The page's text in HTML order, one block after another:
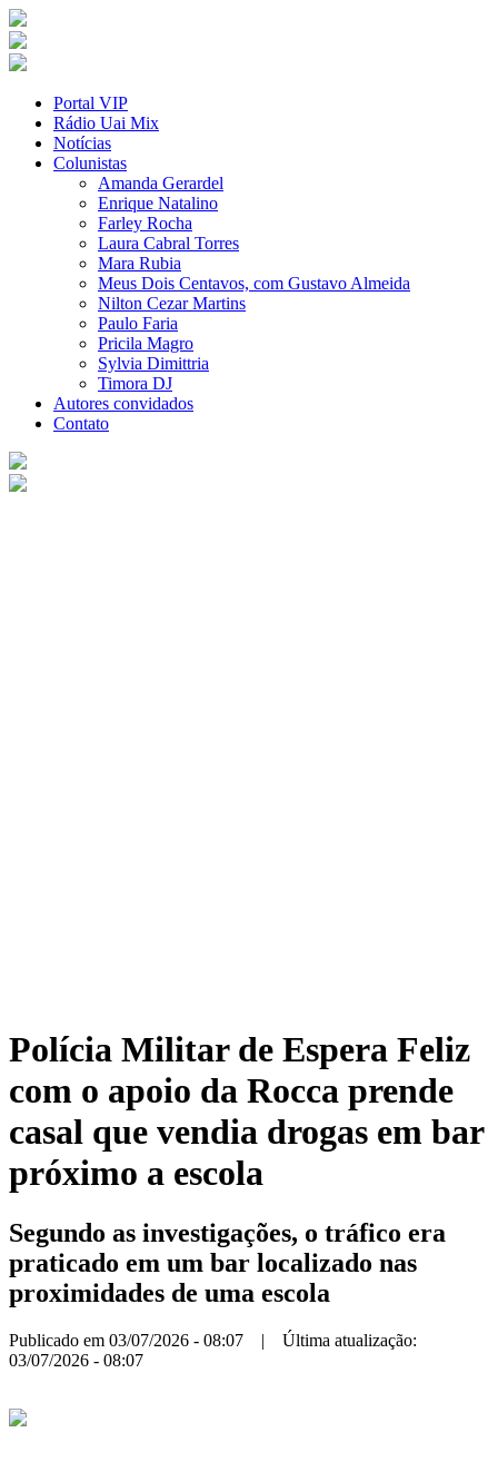
Portal VIP
Rádio Uai Mix
Notícias
Colunistas
Amanda Gerardel
Enrique Natalino
Farley Rocha
Laura Cabral Torres
Mara Rubia
Meus Dois Centavos, com Gustavo Almeida
Nilton Cezar Martins
Paulo Faria
Pricila Magro
Sylvia Dimittria
Timora DJ
Autores convidados
Contato
Polícia Militar de Espera Feliz
com o apoio da Rocca prende
casal que vendia drogas em bar
próximo a escola
Segundo as investigações, o tráfico era
praticado em um bar localizado nas
proximidades de uma escola
Publicado em 03/07/2026 - 08:07 | Última atualização:
03/07/2026 - 08:07